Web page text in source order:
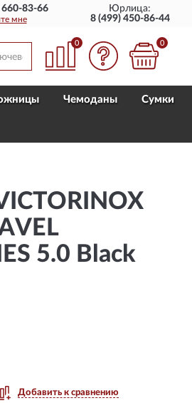
ПОЛНЫЙ
660-83-66
мне
Юрлица:
8 (499) 450-86-44
0 0
Чемоданы Сумки
5.0 Black
Добавить к сравнению